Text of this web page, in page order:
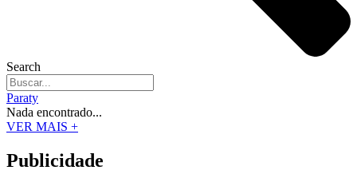
Search
Paraty
Nada encontrado...
VER MAIS +
Publicidade